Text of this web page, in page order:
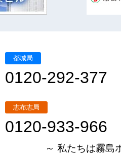
都城局
0120-292-377
志布志局
0120-933-966
～ 私たちは霧島